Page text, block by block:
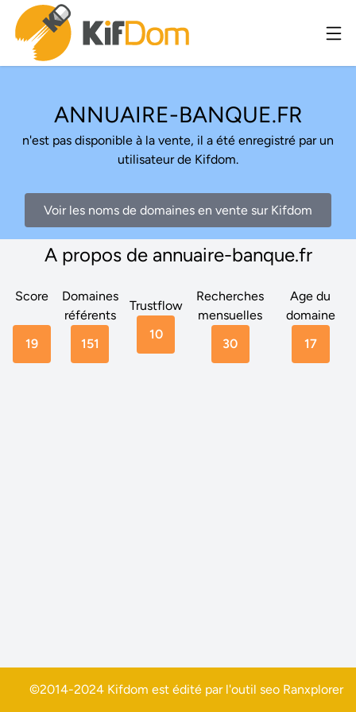
ANNUAIRE-BANQUE.FR
n'est pas disponible à la vente, il a été enregistré par un
utilisateur de Kifdom.
Voir les noms de domaines en vente sur Kifdom
A propos de annuaire-banque.fr
Score
19
Domaines
référents
151
Trustflow
10
Recherches
mensuelles
30
Age du
domaine
17
©2014-2024 Kifdom est édité par l'outil seo Ranxplorer